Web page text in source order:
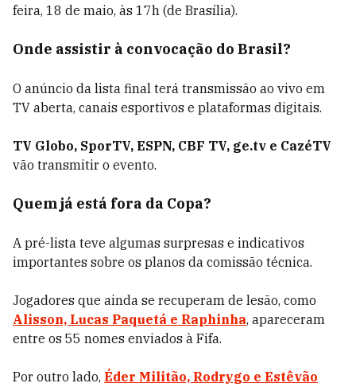
feira, 18 de maio, às 17h (de Brasília).
Onde assistir à convocação do Brasil?
O anúncio da lista final terá transmissão ao vivo em
TV aberta, canais esportivos e plataformas digitais.
TV Globo, SporTV, ESPN, CBF TV, ge.tv e CazéTV
vão transmitir o evento.
Quem já está fora da Copa?
A pré-lista teve algumas surpresas e indicativos
importantes sobre os planos da comissão técnica.
Jogadores que ainda se recuperam de lesão, como
Alisson, Lucas Paquetá e Raphinha, apareceram
entre os 55 nomes enviados à Fifa.
Por outro lado, Éder Militão, Rodrygo e Estêvão